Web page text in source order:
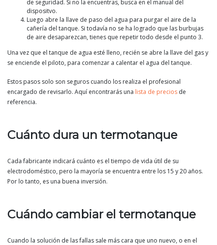
de seguridad. Si no la encuentras, busca en el manual del
dispositvo.
Luego abre la llave de paso del agua para purgar el aire de la
cañería del tanque. Si todavía no se ha logrado que las burbujas
de aire desaparezcan, tienes que repetir todo desde el punto 3.
Una vez que el tanque de agua esté lleno, recién se abre la llave del gas y
se enciende el piloto, para comenzar a calentar el agua del tanque.
Estos pasos solo son seguros cuando los realiza el profesional
encargado de revisarlo. Aquí encontrarás una lista de precios de
referencia.
Cuánto dura un termotanque
Cada fabricante indicará cuánto es el tiempo de vida útil de su
electrodoméstico, pero la mayoría se encuentra entre los 15 y 20 años.
Por lo tanto, es una buena inversión.
Cuándo cambiar el termotanque
Cuando la solución de las fallas sale más cara que uno nuevo, o en el